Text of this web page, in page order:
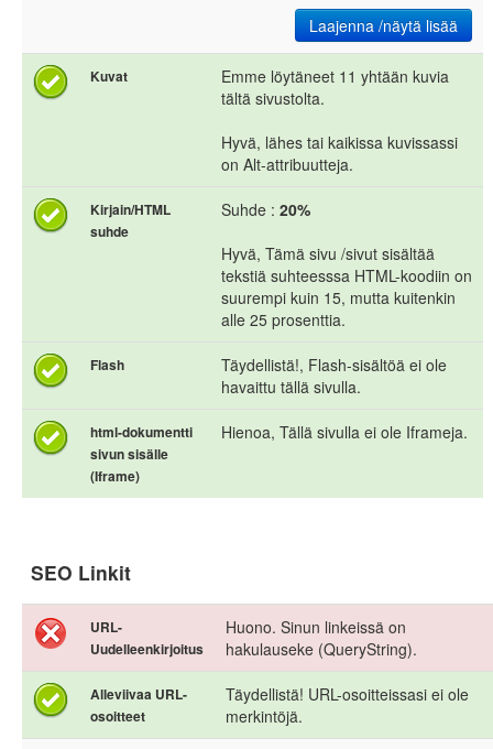
Laajenna /näytä lisää
Kuvat
Emme löytäneet 11 yhtään kuvia
tältä sivustolta.
Hyvä, lähes tai kaikissa kuvissassi
on Alt-attribuutteja.
Kirjain/HTML
suhde
Suhde : 20%
Hyvä, Tämä sivu /sivut sisältää
tekstiä suhteesssa HTML-koodiin on
suurempi kuin 15, mutta kuitenkin
alle 25 prosenttia.
Flash
Täydellistä!, Flash-sisältöä ei ole
havaittu tällä sivulla.
html-dokumentti
sivun sisälle
(Iframe)
Hienoa, Tällä sivulla ei ole Iframeja.
SEO Linkit
URL-
Uudelleenkirjoitus
Huono. Sinun linkeissä on
hakulauseke (QueryString).
Alleviivaa URL-
osoitteet
Täydellistä! URL-osoitteissasi ei ole
merkintöjä.